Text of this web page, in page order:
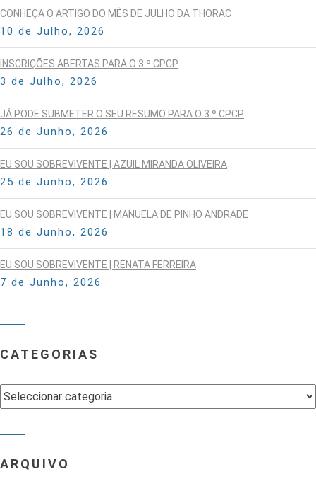
CONHEÇA O ARTIGO DO MÊS DE JULHO DA THORAC
10 de Julho, 2026
INSCRIÇÕES ABERTAS PARA O 3.º CPCP
3 de Julho, 2026
JÁ PODE SUBMETER O SEU RESUMO PARA O 3.º CPCP
26 de Junho, 2026
EU SOU SOBREVIVENTE | AZUIL MIRANDA OLIVEIRA
25 de Junho, 2026
EU SOU SOBREVIVENTE | MANUELA DE PINHO ANDRADE
18 de Junho, 2026
EU SOU SOBREVIVENTE | RENATA FERREIRA
7 de Junho, 2026
CATEGORIAS
Categorias
ARQUIVO